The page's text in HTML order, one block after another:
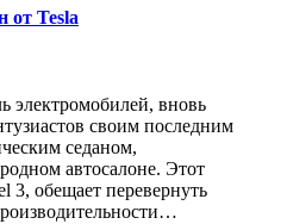
от Tesla
своим последним
седаном,
автосалоне. Этот
3, обещает перевернуть